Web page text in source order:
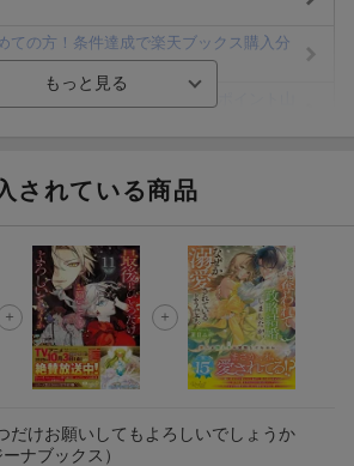
ての方！条件達成で楽天ブックス購入分
キャンペーンの拡散で300円OFFクーポン
定・宝塚歌劇 宙組貸切公演ペアチケット
されている商品
だけお願いしてもよろしいでしょうか
ーナブックス）